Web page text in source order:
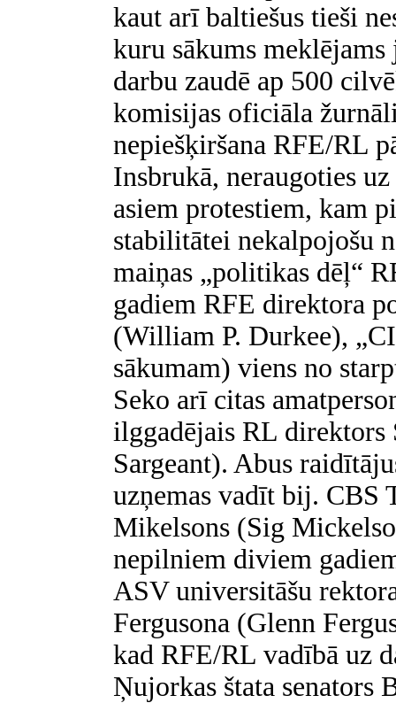
kaut arī baltiešus tieši
kuru sākums meklējams
darbu zaudē ap 500
komisijas oficiāla
nepiešķiršana RFE/RL
Insbrukā, neraugoties
asiem protestiem, kam
stabilitātei nekalpojošu
maiņas „politikas dēļ“
gadiem RFE direktora
(William P. Durkee),
sākumam) viens no
Seko arī citas
ilggadējais RL direktors
Sargeant). Abus
uzņemas vadīt bij. CBS
Mikelsons (Sig
nepilniem diviem
ASV universitāšu
Fergusona (Glenn
kad RFE/RL vadībā uz
Ņujorkas štata senators